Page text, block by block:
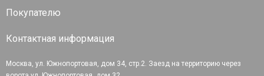
Покупателю
Контактная информация
Москва, ул. Южнопортовая, дом 34, стр.2. Заезд на территорию через